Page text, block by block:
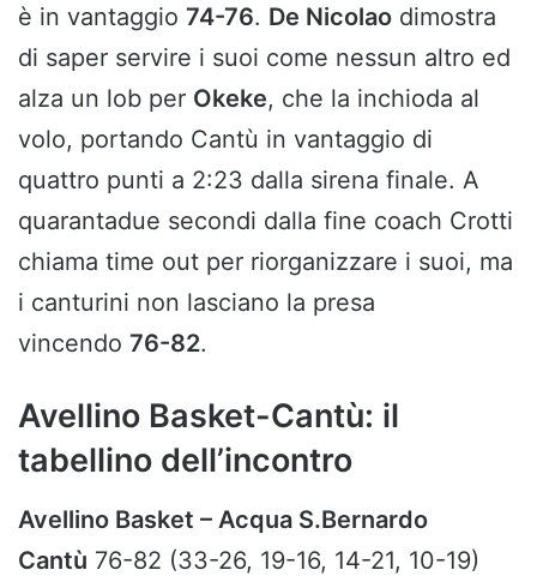
è in vantaggio 74-76. De Nicolao dimostra
di saper servire i suoi come nessun altro ed
alza un lob per Okeke, che la inchioda al
volo, portando Cantù in vantaggio di
quattro punti a 2:23 dalla sirena finale. A
quarantadue secondi dalla fine coach Crotti
chiama time out per riorganizzare i suoi, ma
i canturini non lasciano la presa
vincendo 76-82.
Avellino Basket-Cantù: il
tabellino dell’incontro
Avellino Basket – Acqua S.Bernardo
Cantù 76-82 (33-26, 19-16, 14-21, 10-19)